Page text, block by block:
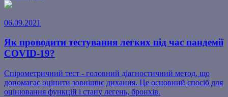
06.09.2021
Як проводити тестування легких під час пандемії
COVID-19?
Спірометричний тест - головний діагностичний метод, що
допомагає оцінити зовнішнє дихання. Це основний спосіб для
оцінювання функцій і стану легень, бронхів.